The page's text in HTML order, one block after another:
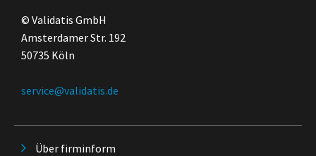
© Validatis GmbH
Amsterdamer Str. 192
50735 Köln
service@validatis.de
Über firminform